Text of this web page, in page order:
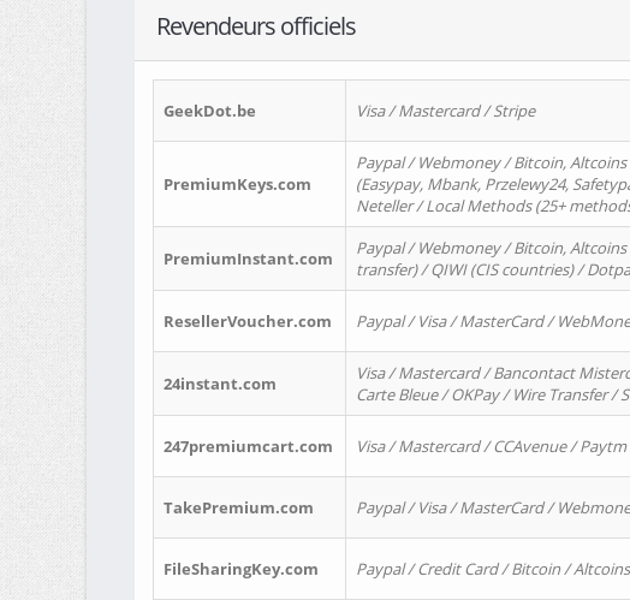
Revendeurs officiels
GeekDot.be Visa / Mastercard / Stripe
PremiumKeys.com
Paypal / Webmoney / Bitcoin, Altcoins
(Easypay, Mbank, Przelewy24,
Neteller / Local Methods (25+
PremiumInstant.com
Paypal / Webmoney / Bitcoin,
transfer) / QIWI (CIS countries) /
ResellerVoucher.com Paypal / Visa / MasterCard /
24instant.com
Visa / Mastercard / Bancontact
Carte Bleue / OKPay / Wire Transfer /
247premiumcart.com Visa / Mastercard / CCAvenue /
TakePremium.com Paypal / Visa / MasterCard /
FileSharingKey.com Paypal / Credit Card / Bitcoin / Altcoins